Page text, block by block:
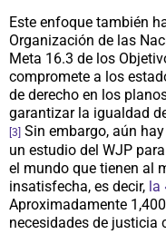
Este enfoque también
Organización de las
Meta 16.3 de los
compromete a los
de derecho en los
garantizar la igualdad
[3] Sin embargo, aún
un estudio del WJP
el mundo que tienen al
insatisfecha, es decir,
Aproximadamente
necesidades de justicia